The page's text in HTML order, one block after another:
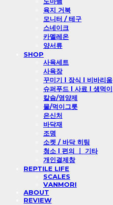
육지 거북
모니터 / 테구
스네이크
카멜레온
양서류
SHOP
사육세트
사육장
꾸미기 l 장식 l 비바리움
슈퍼푸드 l 사료 l 생먹이
칼슘/영양제
물/먹이그릇
은신처
바닥재
조명
소켓 / 바닥 히팅
청소 l 편의 ㅣ 기타
개인결제창
REPTILE LIFE
SCALES
VANMORI
ABOUT
REVIEW